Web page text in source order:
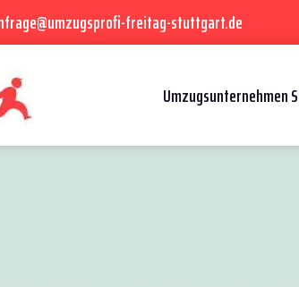
freitag-stuttgart.de
Umzugsunternehmen